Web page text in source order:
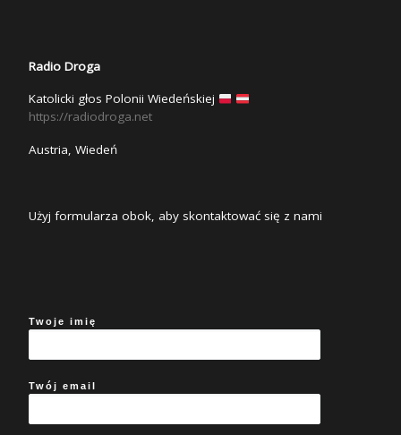
Radio Droga
Katolicki głos Polonii Wiedeńskiej
https://radiodroga.net
Austria, Wiedeń
Użyj formularza obok, aby skontaktować się z nami
Twoje imię
Twój email